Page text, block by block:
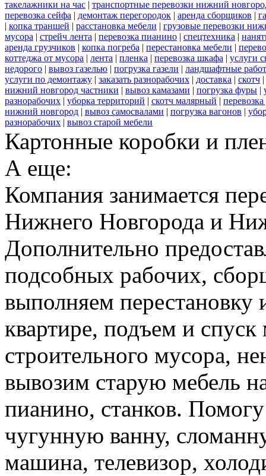
такелажники на час | транспортные перевозки нижний
перевозка сейфа | демонтаж перегородок | аренда сборщиков |
| копка траншей | расстановка мебели | грузовые перевозки
мусора | стрейч лента | перевозка пианино | спецтехника |
аренда грузчиков | копка погреба | перестановка мебели |
коттеджа от мусора | лента | пленка | перевозка шкафа | услуги
недорого | вывоз газелью | погрузка газели | ландшафтные
услуги по демонтажу | заказать разнорабочих | доставка | скотч |
нижний новгород частники | вывоз камазами | погрузка фуры |
разнорабочих | уборка территорий | скотч малярный |
нижний новгород | вывоз самосвалами | погрузка вагонов |
разнорабочих | вывоз старой мебели
Картонные коробки и
А еще:
Компания занимается
Нижнего Новгорода и
Дополнительно
подсобных рабочих,
выполняем перестановку
квартире, подъем и спуск
строительного мусора,
вывозим старую мебель
пианино, станков.
чугунную ванну,
машина, телевизор,